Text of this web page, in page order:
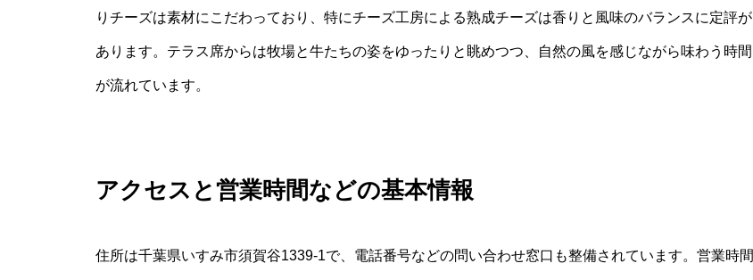
りチーズは素材にこだわっており、特にチーズ工房による熟成チーズは香りと風味のバランスに定評が
あります。テラス席からは牧場と牛たちの姿をゆったりと眺めつつ、自然の風を感じながら味わう時間
が流れています。
アクセスと営業時間などの基本情報
住所は千葉県いすみ市須賀谷1339-1で、電話番号などの問い合わせ窓口も整備されています。営業時間